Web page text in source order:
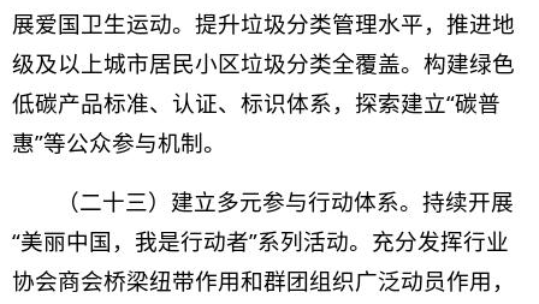
展爱国卫生运动。提升垃圾分类管理水平，推进地
级及以上城市居民小区垃圾分类全覆盖。构建绿色
低碳产品标准、认证、标识体系，探索建立“碳普
惠”等公众参与机制。
（二十三）建立多元参与行动体系。持续开展
“美丽中国，我是行动者”系列活动。充分发挥行业
协会商会桥梁纽带作用和群团组织广泛动员作用，